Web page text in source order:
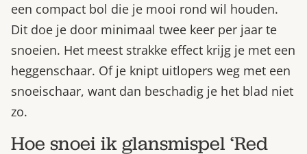
een compact bol die je mooi rond wil houden.
Dit doe je door minimaal twee keer per jaar te
snoeien. Het meest strakke effect krijg je met een
heggenschaar. Of je knipt uitlopers weg met een
snoeischaar, want dan beschadig je het blad niet
zo.
Hoe snoei ik glansmispel ‘Red